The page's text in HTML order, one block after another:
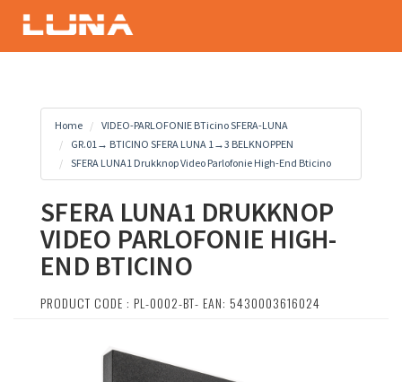
Home
VIDEO-PARLOFONIE BTicino SFERA-LUNA
GR.01→ BTICINO SFERA LUNA 1→3 BELKNOPPEN
SFERA LUNA1 Drukknop Video Parlofonie High-End Bticino
SFERA LUNA1 DRUKKNOP
VIDEO PARLOFONIE HIGH-
END BTICINO
PRODUCT CODE : PL-0002-BT- EAN: 5430003616024